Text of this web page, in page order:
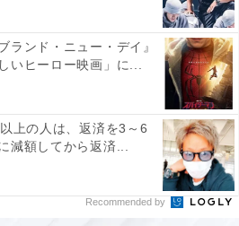
post on Instagram
ランド・ニュー・デイ』
いヒーロー映画」に...
上の人は、返済を3～6
減額してから返済...
Recommended by